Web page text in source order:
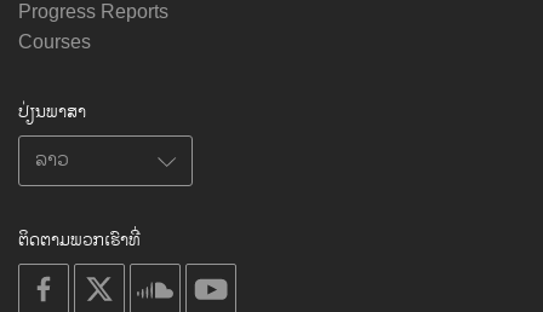
Progress Reports
Courses
ປ່ຽນພາສາ
ຕິດຕາມພວກເຮົາທີ່
on
facebook
on
on
soundcloud
on